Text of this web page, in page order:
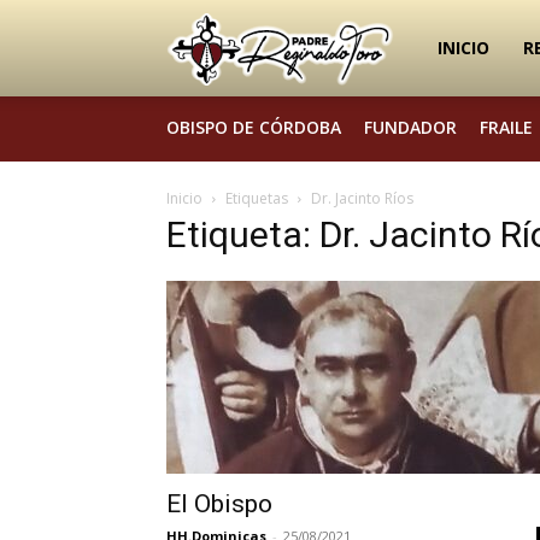
Padre
Toro
INICIO
OBISPO DE CÓRDOBA FUNDADOR FRAILE
Inicio Etiquetas Dr. Jacinto Ríos
Etiqueta: Dr. Jacinto
El Obispo
HH.Dominicas - 25/08/2021